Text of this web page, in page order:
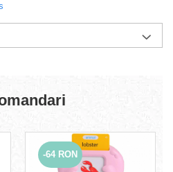
-64 RON